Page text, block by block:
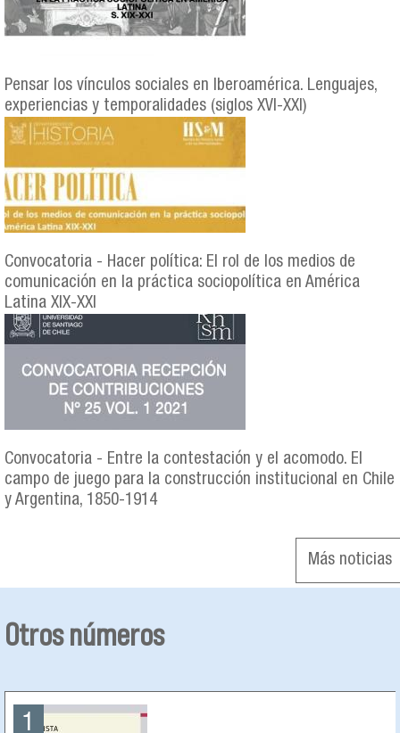
Pensar los vínculos sociales en Iberoamérica. Lenguajes,
experiencias y temporalidades (siglos XVI-XXI)
Convocatoria - Hacer política: El rol de los medios de
comunicación en la práctica sociopolítica en América
Latina XIX-XXI
Convocatoria - Entre la contestación y el acomodo. El
campo de juego para la construcción institucional en Chile
y Argentina, 1850-1914
Más noticias
Otros números
1